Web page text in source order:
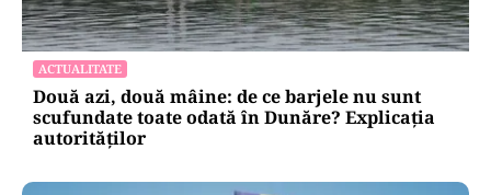
ACTUALITATE
Două azi, două mâine: de ce barjele nu sunt
scufundate toate odată în Dunăre? Explicația
autorităților